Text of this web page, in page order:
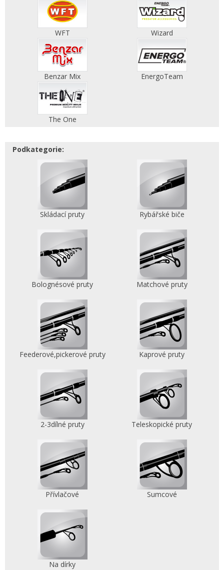
WFT Wizard
Benzar Mix EnergoTeam
The One
Podkategorie:
Skládací pruty Rybářské biče
Bolognésové pruty Matchové pruty
Feederové,pickerové pruty Kaprové pruty
2-3dílné pruty Teleskopické pruty
Přívlačové Sumcové
Na dírky